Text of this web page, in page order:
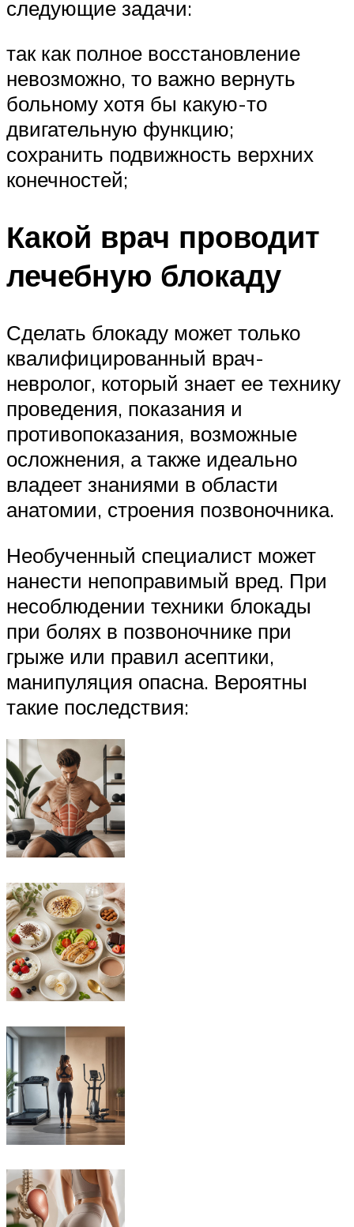
следующие задачи:
так как полное восстановление
невозможно, то важно вернуть
больному хотя бы какую-то
двигательную функцию;
сохранить подвижность верхних
конечностей;
Какой врач проводит
лечебную блокаду
Сделать блокаду может только
квалифицированный врач-
невролог, который знает ее технику
проведения, показания и
противопоказания, возможные
осложнения, а также идеально
владеет знаниями в области
анатомии, строения позвоночника.
Необученный специалист может
нанести непоправимый вред. При
несоблюдении техники блокады
при болях в позвоночнике при
грыже или правил асептики,
манипуляция опасна. Вероятны
такие последствия: